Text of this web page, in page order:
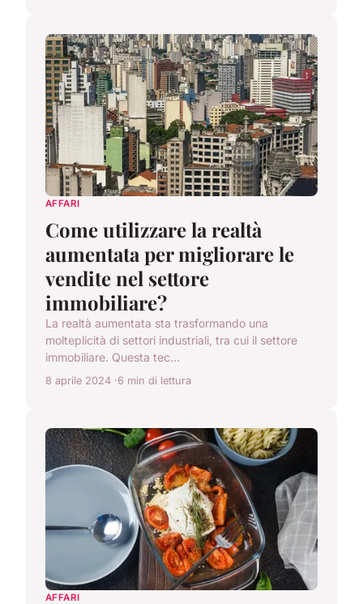
AFFARI
Come utilizzare la realtà
aumentata per migliorare le
vendite nel settore
immobiliare?
La realtà aumentata sta trasformando una
molteplicità di settori industriali, tra cui il settore
immobiliare. Questa tec...
8 aprile 2024 6 min di lettura
AFFARI